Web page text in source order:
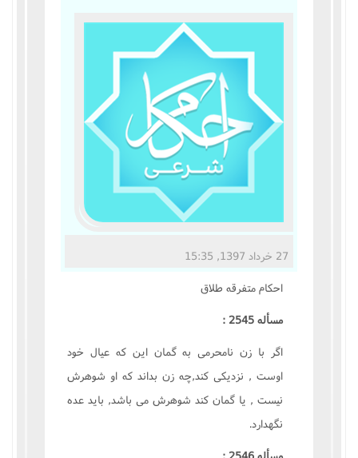
زندگی نامه مراجع تقلید
27 خرداد 1397, 15:35
احکام متفرقه طلاق
مسأله 2545 :
اگر با زن نامحرمى به گمان اين که عيال خود
اوست , نزديکى کند,چه زن بداند که او شوهرش
نيست , يا گمان کند شوهرش مى باشد, بايد عده
نگهدارد.